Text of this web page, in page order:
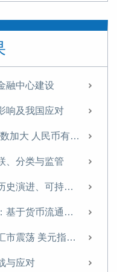
2024）出版
化与展望
反弹
融中心建设
响及我国应对
【NIFD季报】美元指数走势变数加大 人民币有望温和升值——2025年年度人民币汇率分析报告
、分类与监管
美国的财政赤字与政府债务：历史演进、可持续性与中国应对
稳定币对国际货币体系的影响：基于货币流通域的分析
【NIFD季报】“对等关税”加剧汇市震荡 美元指数步入贬值周——2025H1人民币汇率分析报告
与应对